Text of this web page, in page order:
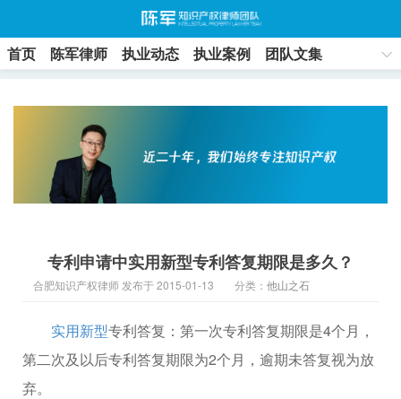
首页 陈军律师 执业动态 执业案例
团队文集
专利申请中实用新型专利答复期限是多久？
合肥知识产权律师 发布于 2015-01-13 分类： 他山之石
实用新型专利答复：第一次专利答复期限是4个月，
第二次及以后专利答复期限为2个月，逾期未答复视为放
弃。